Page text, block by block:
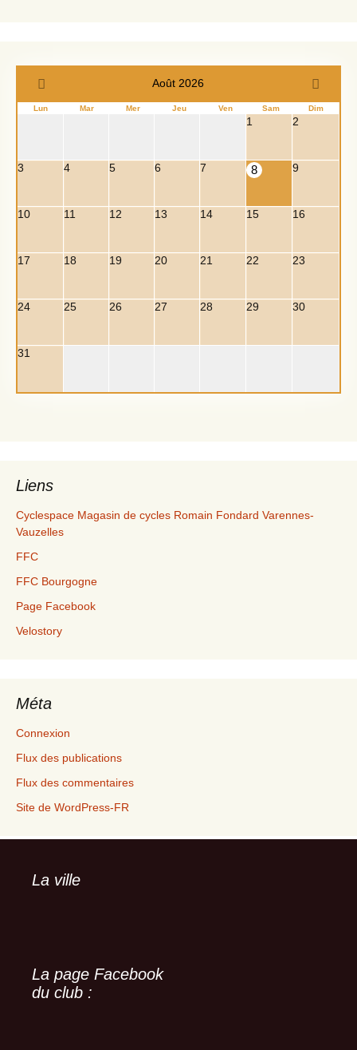
Août 2026
Lun Mar Mer Jeu Ven Sam Dim
1 2
3 4 5 6 7 8 9
10 11 12 13 14 15 16
17 18 19 20 21 22 23
24 25 26 27 28 29 30
31
Liens
Cyclespace Magasin de cycles Romain Fondard Varennes-
Vauzelles
FFC
FFC Bourgogne
Page Facebook
Velostory
Méta
Connexion
Flux des publications
Flux des commentaires
Site de WordPress-FR
La ville
La page Facebook
du club :